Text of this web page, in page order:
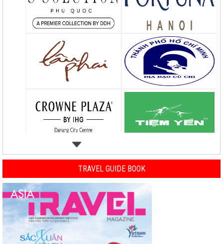
TRAVEL GUIDE BOOK
Previous